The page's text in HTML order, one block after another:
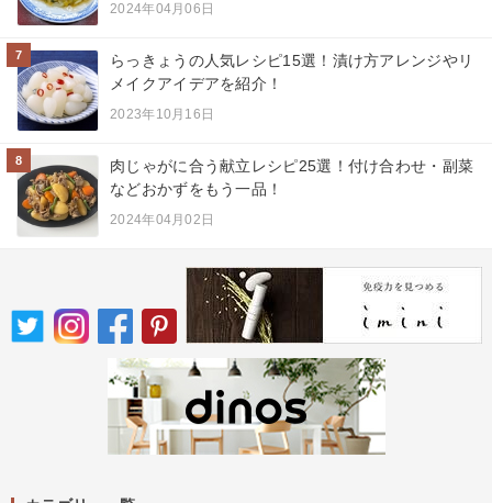
2024年04月06日
7
らっきょうの人気レシピ15選！漬け方アレンジやリ
メイクアイデアを紹介！
2023年10月16日
8
肉じゃがに合う献立レシピ25選！付け合わせ・副菜
などおかずをもう一品！
2024年04月02日